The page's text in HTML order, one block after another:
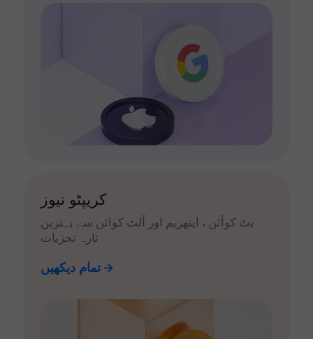
کریپٹو نیوز
بٹ کوآئن ، ایتھریم اور آلٹ کوائن سے بہترین
تازہ تجزیات
تمام دیکھیں